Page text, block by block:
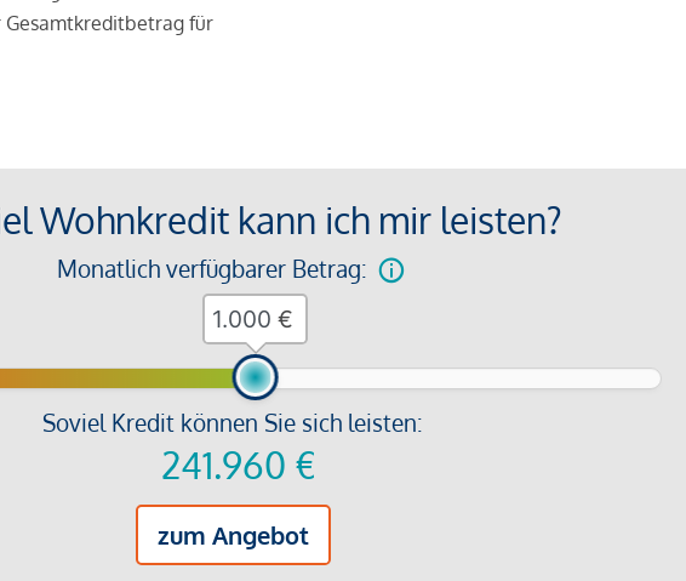
Gesamtkreditbetrag für
Wohnkredit kann ich mir leisten?
Monatlich verfügbarer Betrag:
Soviel Kredit können Sie sich leisten:
241.960 €
zum Angebot
€